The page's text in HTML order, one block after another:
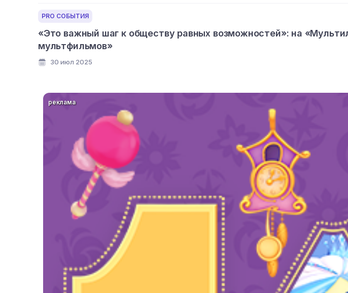
PRO СОБЫТИЯ
«Это важный шаг к обществу равных возможностей»: на
мультфильмов»
30 июл 2025
реклама